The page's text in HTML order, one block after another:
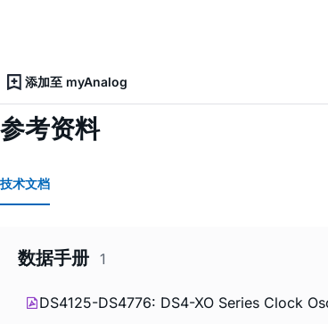
添加至 myAnalog
参考资料
技术文档
数据手册 1
DS4125-DS4776: DS4-XO Series Clock